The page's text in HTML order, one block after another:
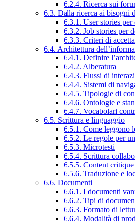
6.2.4. Ricerca sui
6.3. Dalla ricerca ai bisogni
6.3.1. User stories
6.3.2. Job stories per
6.3.3. Criteri di
6.4. Architettura
6.4.1. Definire
6.4.2. Alberatura
6.4.3. Flussi di
6.4.4. Sistemi di
6.4.5. Tipologie di
6.4.6. Ontologie e
6.4.7. Vocabolari
6.5. Scrittura e linguaggio
6.5.1. Come leggono
6.5.2. Le regole per
6.5.3. Microtesti
6.5.4. Scrittura
6.5.5. Content critique
6.5.6. Traduzione e
6.6. Documenti
6.6.1. I documenti
6.6.2. Tipi di
6.6.3. Formato di
6.6.4. Modalità di